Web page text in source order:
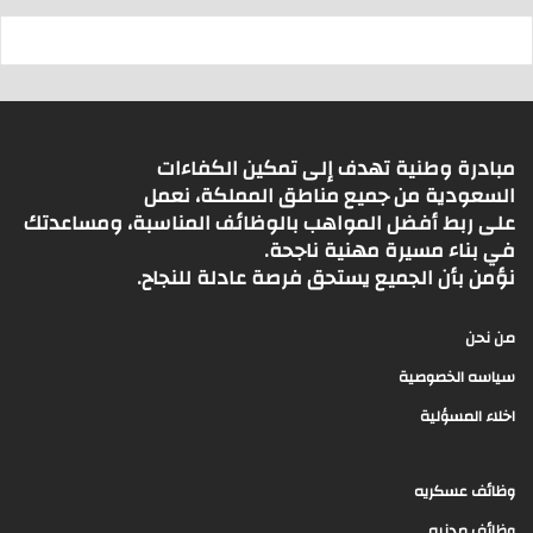
مبادرة وطنية تهدف إلى تمكين الكفاءات
السعودية من جميع مناطق المملكة، نعمل
على ربط أفضل المواهب بالوظائف المناسبة، ومساعدتك
في بناء مسيرة مهنية ناجحة.
نؤمن بأن الجميع يستحق فرصة عادلة للنجاح.
من نحن
سياسه الخصوصية
اخلاء المسؤلية
وظائف عسكريه